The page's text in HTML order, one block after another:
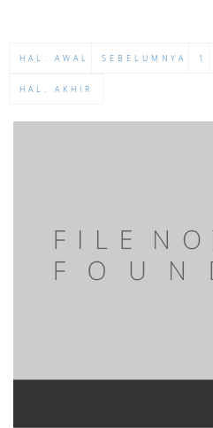
HAL. AWAL SEBELUMNYA 1
HAL. AKHIR